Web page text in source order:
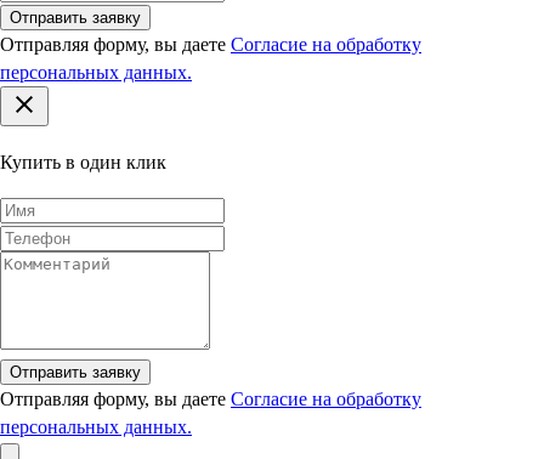
Отправить заявку
Отправляя форму, вы даете Согласие на обработку
персональных данных.
Купить в один клик
Отправить заявку
Отправляя форму, вы даете Согласие на обработку
персональных данных.